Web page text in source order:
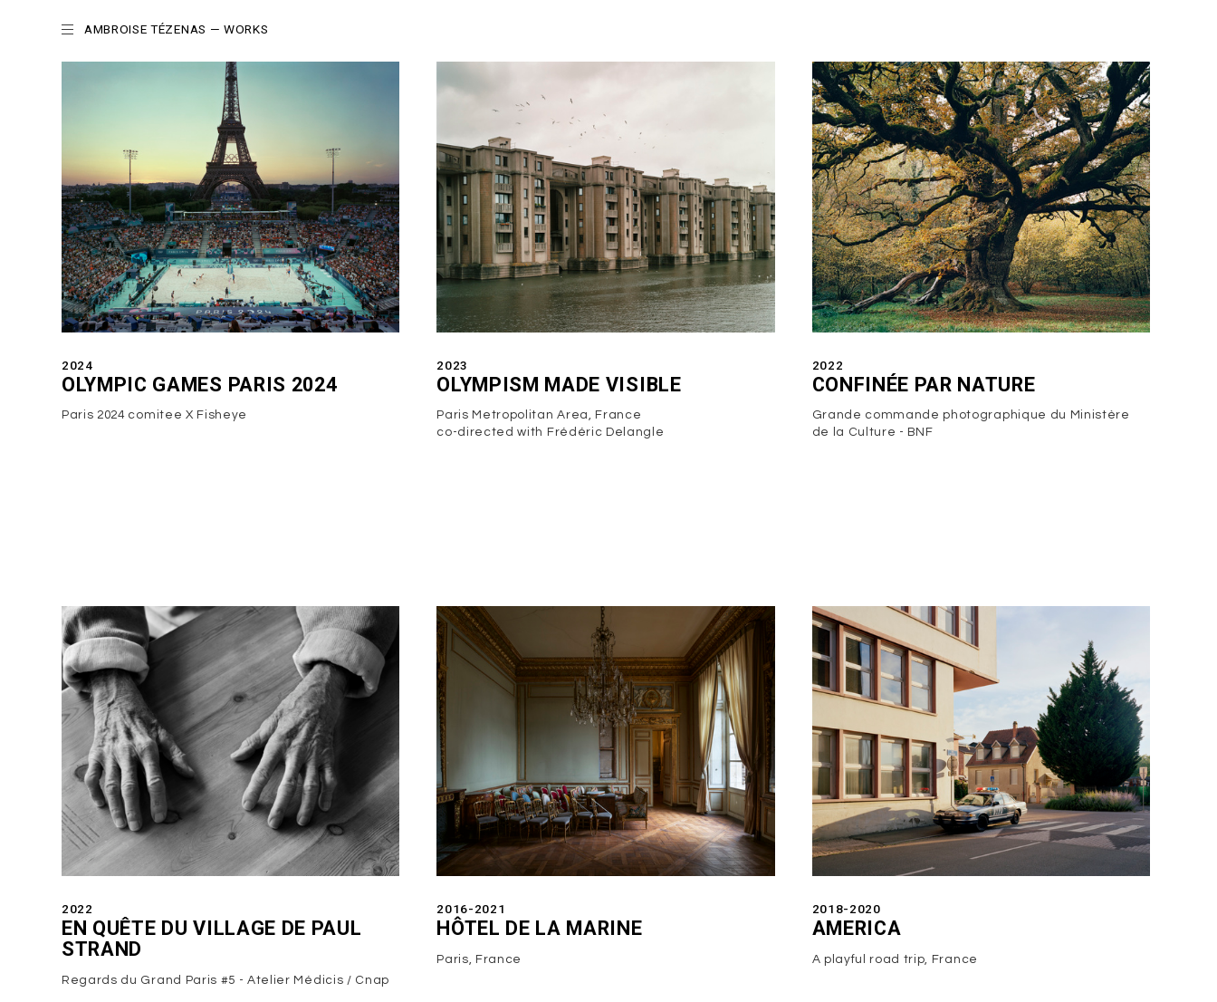
AMBROISE TÉZENAS — WORKS
2024
OLYMPIC GAMES PARIS 2024
Paris 2024 comitee X Fisheye
2023
OLYMPISM MADE VISIBLE
Paris Metropolitan Area, France
co-directed with Frédéric Delangle
2022
CONFINÉE PAR NATURE
Grande commande photographique du Ministère
de la Culture - BNF
2022
EN QUÊTE DU VILLAGE DE PAUL
STRAND
Regards du Grand Paris #5 - Atelier Médicis / Cnap
2016-2021
HÔTEL DE LA MARINE
Paris, France
2018-2020
AMERICA
A playful road trip, France